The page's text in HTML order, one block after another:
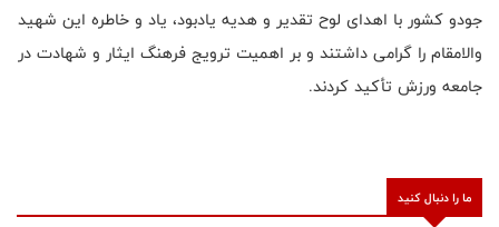
جودو کشور با اهدای لوح تقدیر و هدیه یادبود، یاد و خاطره این شهید
والامقام را گرامی داشتند و بر اهمیت ترویج فرهنگ ایثار و شهادت در
جامعه ورزش تأکید کردند.
ما را دنبال کنید